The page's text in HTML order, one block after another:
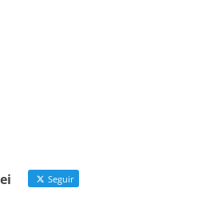
Seguir